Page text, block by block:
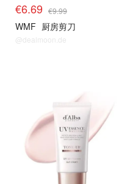
€6.69 €9.99
WMF 厨房剪刀
@dealmoon.de